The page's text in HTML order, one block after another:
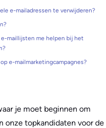
e-mailadressen te verwijderen?
maillijsten me helpen bij het
e-mailmarketingcampagnes?
je moet beginnen om
onze topkandidaten voor de